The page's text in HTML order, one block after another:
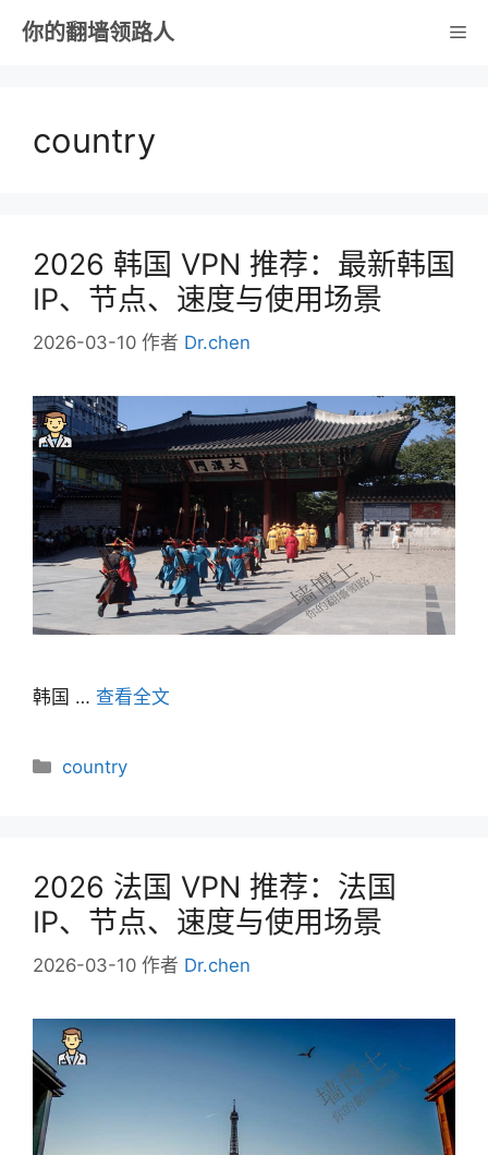
你的翻墙领路人 菜
country
2026 韩国 VPN 推荐：最新韩国
IP、节点、速度与使用场景
2026-03-10 作者 Dr.chen
韩国 … 查看全文
分
country
2026 法国 VPN 推荐：法国
IP、节点、速度与使用场景
2026-03-10 作者 Dr.chen